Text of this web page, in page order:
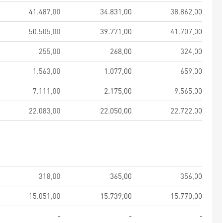
41.487,00 34.831,00
38.862,00
50.505,00 39.771,00
41.707,00
255,00 268,00
324,00
1.563,00 1.077,00
659,00
7.111,00 2.175,00
9.565,00
22.083,00 22.050,00 22.722,00
318,00 365,00
356,00
15.051,00 15.739,00
15.770,00
- -
-